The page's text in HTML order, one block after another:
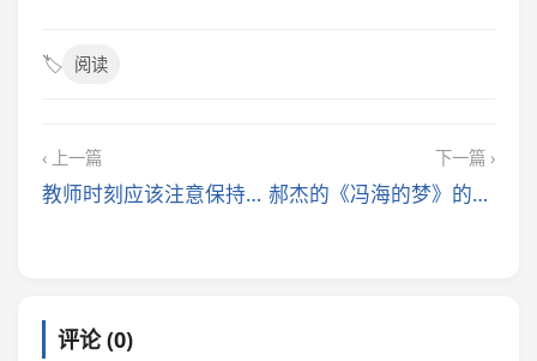
🏷️ 阅读
‹ 上一篇
教师时刻应该注意保持理智与克制
下一篇 ›
郝杰的《冯海的梦》的先锋性
评论 (0)